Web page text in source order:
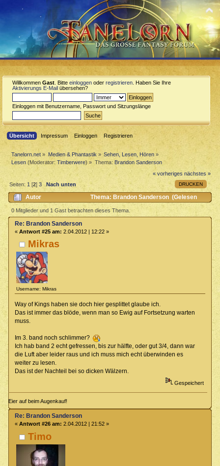
Willkommen Gast . Bitte einloggen oder registrieren . Haben Sie Ihre
Aktivierungs E-Mail übersehen?
Einloggen mit Benutzername, Passwort und Sitzungslänge
Übersicht Impressum Einloggen Registrieren
Tanelorn.net » Medien & Phantastik » Sehen, Lesen, Hören »
Lesen (Moderator:Timberwere) » Thema: Brandon Sanderson
« vorheriges nächstes »
DRUCKEN
Seiten:1[2]3 Nach unten
Autor
Thema: Brandon Sanderson (Gelesen
13490 mal)
0 Mitglieder und 1 Gast betrachten dieses Thema.
Mikras
Username: Mikras
Re: Brandon Sanderson
« Antwort #25 am: 2.04.2012 | 12:22 »
Way of Kings haben sie doch hier gesplittet glaube ich.
Das ist immer das blöde, wenn man so Ewig auf Fortsetzung warten
muss.
Im 3. band noch schlimmer?
Ich hab band 2 echt gefressen, bis zur hälfte, oder gut 3/4, dann war
die Luft aber leider raus und ich muss mich echt überwinden es
weiter zu lesen.
Das ist der Nachteil bei so dicken Wälzern.
Gespeichert
Eier auf beim Augenkauf!
Timo
Re: Brandon Sanderson
« Antwort #26 am: 2.04.2012 | 21:52 »